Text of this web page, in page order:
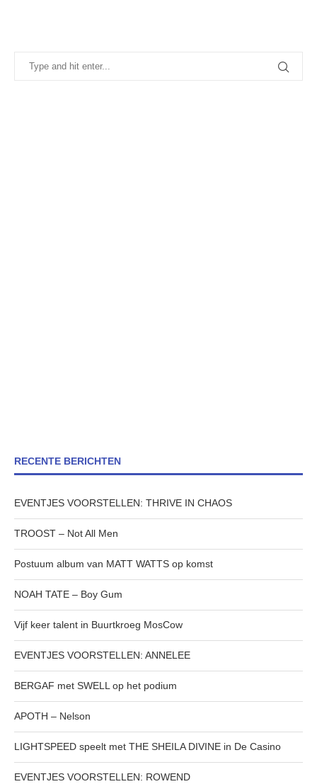
RECENTE BERICHTEN
EVENTJES VOORSTELLEN: THRIVE IN CHAOS
TROOST – Not All Men
Postuum album van MATT WATTS op komst
NOAH TATE – Boy Gum
Vijf keer talent in Buurtkroeg MosCow
EVENTJES VOORSTELLEN: ANNELEE
BERGAF met SWELL op het podium
APOTH – Nelson
LIGHTSPEED speelt met THE SHEILA DIVINE in De Casino
EVENTJES VOORSTELLEN: ROWEND